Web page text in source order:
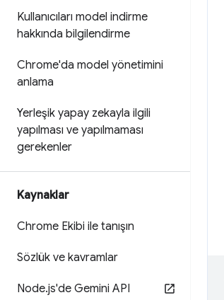
Kullanıcıları model indirme
hakkında bilgilendirme
Chrome'da model yönetimini
anlama
Yerleşik yapay zekayla ilgili
yapılması ve yapılmaması
gerekenler
Kaynaklar
Chrome Ekibi ile tanışın
Sözlük ve kavramlar
Node.js'de Gemini API